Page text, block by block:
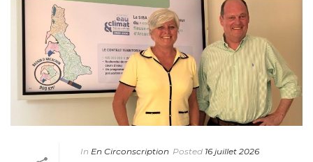
In En Circonscription Posted 16 juillet 2026